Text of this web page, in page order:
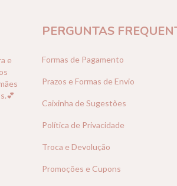
e
PERGUNTAS
Formas de Pagamento
Prazos e Formas de Envio
Caixinha de Sugestões
Política de Privacidade
Troca e Devolução
Promoções e Cupons